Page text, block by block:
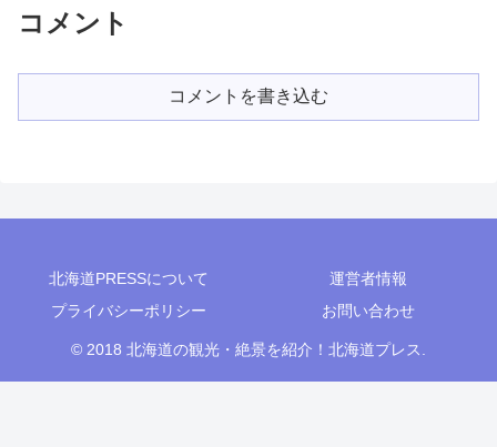
コメント
コメントを書き込む
北海道PRESSについて
運営者情報
プライバシーポリシー
お問い合わせ
© 2018 北海道の観光・絶景を紹介！北海道プレス.